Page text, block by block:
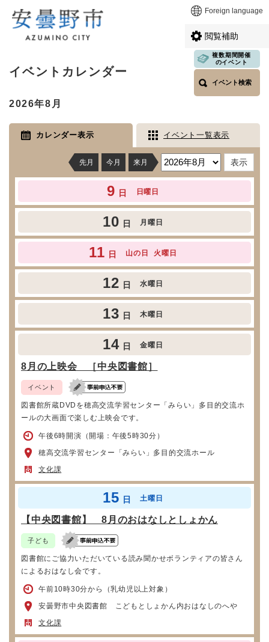
メニューを飛ばして本文へ Foreign language
閲覧補助
文
イベントカレンダー
複数期間開催
のイベント
イベント検索
2026年8月
カレンダー表示 イベント一覧表示
先月 今月 来月
9 日 日曜日
10 日 月曜日
11 日 山の日 火曜日
12 日 水曜日
13 日 木曜日
14 日 金曜日
8月の上映会 ［中央図書館］
イベント
図書館所蔵DVDを穂高交流学習センター「みらい」多目的交流ホ
ールの大画面で楽しむ上映会です。
午後6時開演（開場：午後5時30分）
穂高交流学習センター「みらい」多目的交流ホール
文化課
15 日 土曜日
【中央図書館】 8月のおはなしとしょかん
子ども
図書館にご協力いただいている読み聞かせボランティアの皆さん
によるおはなし会です。
午前10時30分から（乳幼児以上対象）
安曇野市中央図書館 こどもとしょかん内おはなしのへや
文化課